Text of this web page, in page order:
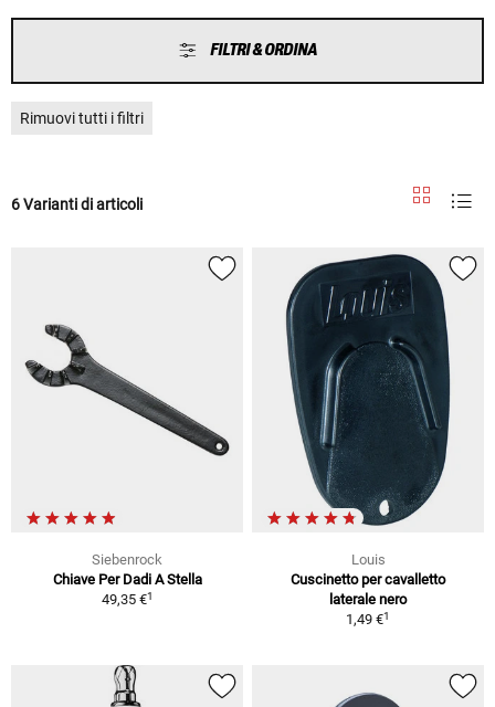
FILTRI & ORDINA
Rimuovi tutti i filtri
6 Varianti di articoli
Siebenrock
Chiave Per Dadi A Stella
49,35 €1
Louis
Cuscinetto per cavalletto
laterale nero
1,49 €1